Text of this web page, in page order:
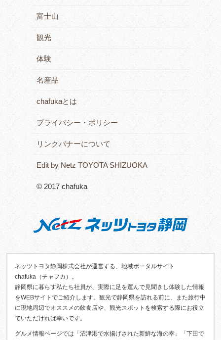
富士山
観光
体験
名産品
chafukaとは
プライバシー・ポリシー
リンクバナーについて
Edit by Netz TOYOTA SHIZUOKA
© 2017 chafuka
ネッツトヨタ静岡株式会社が運営する、地域ポータルサイト
chafuka（チャフカ）。
静岡県に暮らす私たち社員が、実際に足を運んで見聞きし体験した情報
をWEBサイトでご紹介します。観光で静岡県を訪れる前に、また旅行中
に現地周辺でオススメの飲食店や、観光スポットを検索する際にお役立
ていただければ幸いです。
グルメ情報ページでは「沼津港で水揚げされた新鮮な海の幸」「下田で